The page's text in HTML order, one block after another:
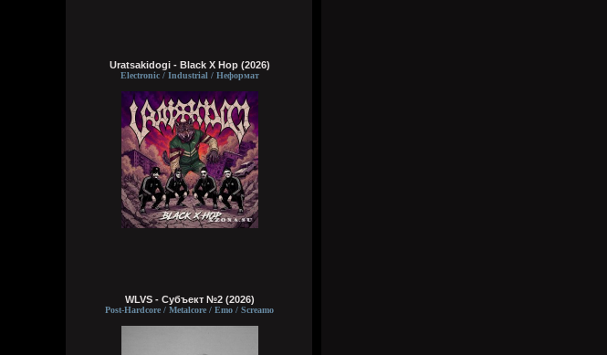
Uratsakidogi - Black X Hop (2026)
Electronic / Industrial / Неформат
WLVS - Субъект №2 (2026)
Post-Hardcore / Metalcore / Emo / Screamo